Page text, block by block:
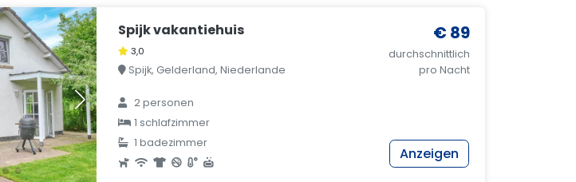
Spijk vakantiehuis
3,0
Spijk, Gelderland, Niederlande
2 personen
1 schlafzimmer
1 badezimmer
€ 89
durchschnittlich
pro Nacht
Anzeigen